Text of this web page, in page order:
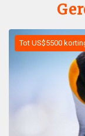
Tot US$5500